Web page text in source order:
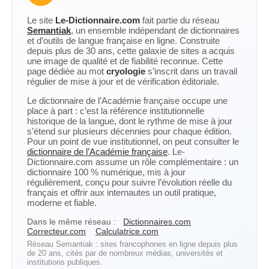
Le site Le-Dictionnaire.com fait partie du réseau
Semantiak, un ensemble indépendant de dictionnaires
et d’outils de langue française en ligne. Construite
depuis plus de 30 ans, cette galaxie de sites a acquis
une image de qualité et de fiabilité reconnue. Cette
page dédiée au mot cryologie s’inscrit dans un travail
régulier de mise à jour et de vérification éditoriale.
Le dictionnaire de l’Académie française occupe une
place à part : c’est la référence institutionnelle
historique de la langue, dont le rythme de mise à jour
s’étend sur plusieurs décennies pour chaque édition.
Pour un point de vue institutionnel, on peut consulter le
dictionnaire de l’Académie française. Le-
Dictionnaire.com assume un rôle complémentaire : un
dictionnaire 100 % numérique, mis à jour
régulièrement, conçu pour suivre l’évolution réelle du
français et offrir aux internautes un outil pratique,
moderne et fiable.
Dans le même réseau :
Dictionnaires.com
Correcteur.com
Calculatrice.com
Réseau Semantiak : sites francophones en ligne depuis plus
de 20 ans, cités par de nombreux médias, universités et
institutions publiques.